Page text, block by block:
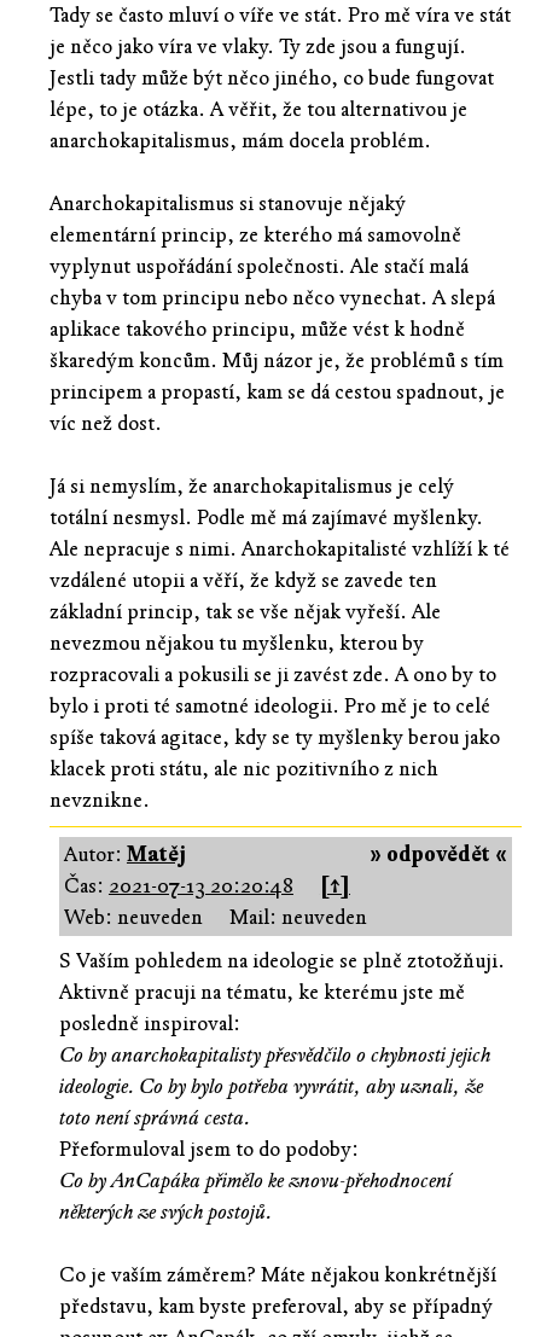
Tady se často mluví o víře ve stát. Pro mě víra ve stát
je něco jako víra ve vlaky. Ty zde jsou a fungují.
Jestli tady může být něco jiného, co bude fungovat
lépe, to je otázka. A věřit, že tou alternativou je
anarchokapitalismus, mám docela problém.
Anarchokapitalismus si stanovuje nějaký
elementární princip, ze kterého má samovolně
vyplynut uspořádání společnosti. Ale stačí malá
chyba v tom principu nebo něco vynechat. A slepá
aplikace takového principu, může vést k hodně
škaredým koncům. Můj názor je, že problémů s tím
principem a propastí, kam se dá cestou spadnout, je
víc než dost.
Já si nemyslím, že anarchokapitalismus je celý
totální nesmysl. Podle mě má zajímavé myšlenky.
Ale nepracuje s nimi. Anarchokapitalisté vzhlíží k té
vzdálené utopii a věří, že když se zavede ten
základní princip, tak se vše nějak vyřeší. Ale
nevezmou nějakou tu myšlenku, kterou by
rozpracovali a pokusili se ji zavést zde. A ono by to
bylo i proti té samotné ideologii. Pro mě je to celé
spíše taková agitace, kdy se ty myšlenky berou jako
klacek proti státu, ale nic pozitivního z nich
nevznikne.
» odpovědět «
Autor: Matěj
Čas: 2021-07-13 20:20:48
[↑]
Web: neuveden
Mail: neuveden
S Vaším pohledem na ideologie se plně ztotožňuji.
Aktivně pracuji na tématu, ke kterému jste mě
posledně inspiroval:
Co by anarchokapitalisty přesvědčilo o chybnosti jejich
ideologie. Co by bylo potřeba vyvrátit, aby uznali, že
toto není správná cesta.
Přeformuloval jsem to do podoby:
Co by AnCapáka přimělo ke znovu-přehodnocení
některých ze svých postojů.
Co je vaším záměrem? Máte nějakou konkrétnější
představu, kam byste preferoval, aby se případný